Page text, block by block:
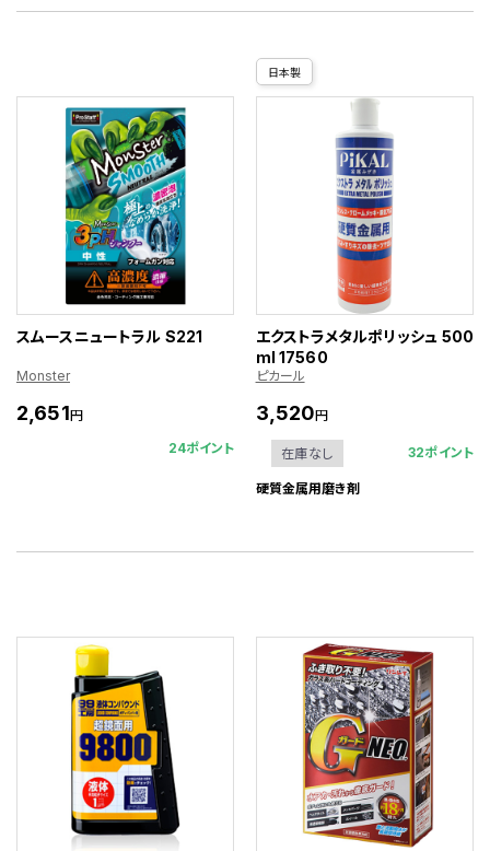
スムースニュートラル S221
Monster
2,651円
24ポイント
日本製
エクストラメタルポリッシュ 500
ml 17560
ピカール
3,520円
在庫なし 32ポイント
硬質金属用磨き剤